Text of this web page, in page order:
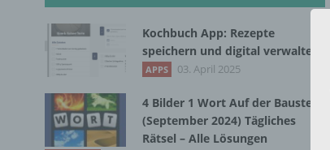
Kochbuch App: Rezepte
speichern und digital verwalten
APPS 03. April 2025
4 Bilder 1 Wort Auf der Baustelle
(September 2024) Tägliches
Rätsel – Alle Lösungen